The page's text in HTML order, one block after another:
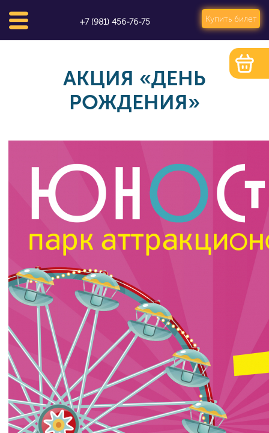
+7 (981) 456-76-75 Купить билет
АКЦИЯ «ДЕНЬ
РОЖДЕНИЯ»